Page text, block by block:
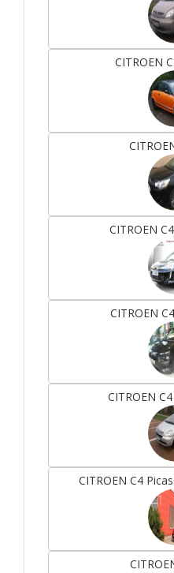
CITROEN
CITROEN
CITROEN
CITROEN
CITROEN C4